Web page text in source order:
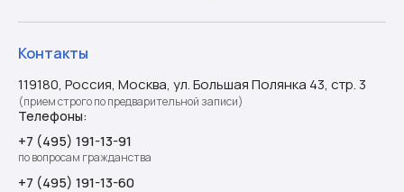
Контакты
119180, Россия, Москва, ул. Большая Полянка 43, стр. 3
(прием строго по предварительной записи)
Телефоны:
+7 (495) 191-13-91
по вопросам гражданства
+7 (495) 191-13-60